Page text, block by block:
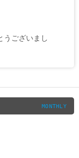
うございまし
MONTHLY